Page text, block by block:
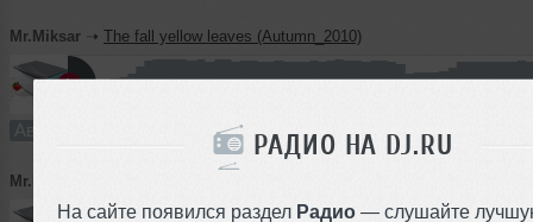
РАДИО НА DJ.RU
На сайте появился раздел Радио — слушайте
Mr.Miksar ➝ The fall yellow leaves (Autumn_2010)
Авторский трек В плейлист
Mr.Miksar